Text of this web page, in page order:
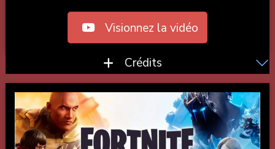
Visionnez la vidéo
Crédits